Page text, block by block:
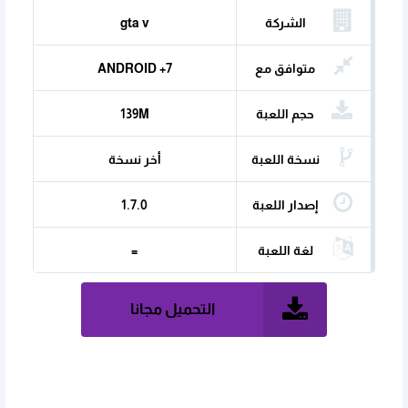
الشركة
المنتجة
gta v
متوافق مع ANDROID +7
حجم اللعبة 139M
نسخة اللعبة أخر نسخة
إصدار اللعبة 1.7.0
لغة اللعبة =
التحميل مجانا